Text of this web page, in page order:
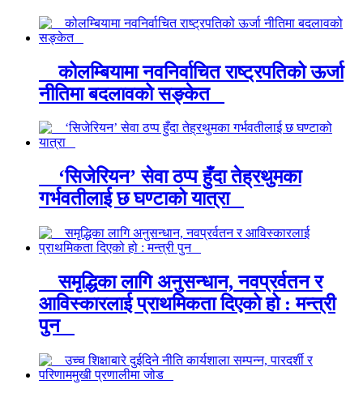
कोलम्बियामा नवनिर्वाचित राष्ट्रपतिको ऊर्जा
नीतिमा बदलावको सङ्केत
‘सिजेरियन’ सेवा ठप्प हुँदा तेह्रथुमका
गर्भवतीलाई छ घण्टाको यात्रा
समृद्धिका लागि अनुसन्धान, नवप्रर्वतन र
आविस्कारलाई प्राथमिकता दिएको हो : मन्त्री
पुन